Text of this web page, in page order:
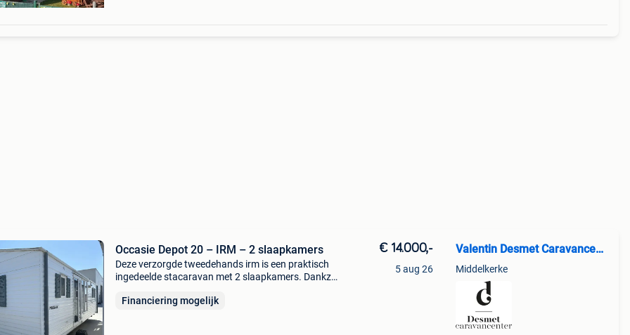
Occasie Depot 20 – IRM – 2 slaapkamers
Deze verzorgde tweedehands irm is een praktisch
ingedeelde stacaravan met 2 slaapkamers. Dankzij
model ideaal als vakantieverblijf aan zee of als
Financiering mogelijk
€ 14.000,-
5 aug 26
Valentin Desmet Caravancenter
Middelkerke